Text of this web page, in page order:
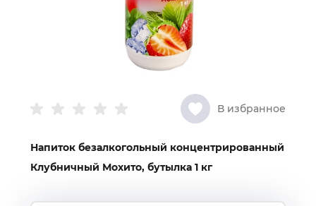
В избранное
Напиток безалкогольный концентрированный
Клубничный Мохито, бутылка 1 кг